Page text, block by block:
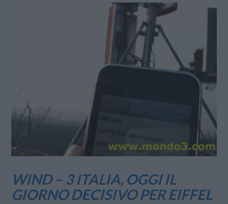
WIND – 3 ITALIA, OGGI IL
GIORNO DECISIVO PER EIFFEL